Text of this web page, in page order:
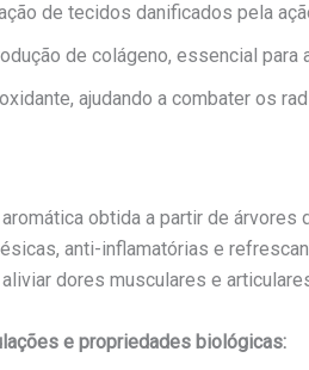
de tecidos danificados pela
de colágeno, essencial para
ajudando a combater os
obtida a partir de
anti-inflamatórias e
dores musculares e
e propriedades biológicas: